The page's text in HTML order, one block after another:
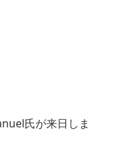
氏が来日しま